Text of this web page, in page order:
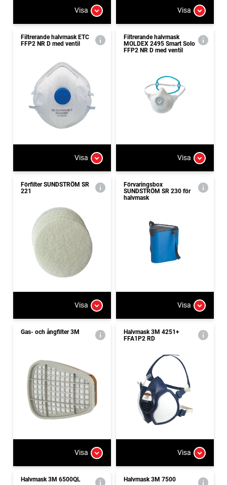
Visa Visa
Filtrerande halvmask ETC
FFP2 NR D med ventil
Visa
Filtrerande halvmask
MOLDEX 2495 Smart Solo
FFP2 NR D med ventil
Visa
Förfilter SUNDSTRÖM SR
221
Visa
Förvaringsbox
SUNDSTRÖM SR 230 för
halvmask
Visa
Gas- och ångfilter 3M
Visa
Halvmask 3M 4251+
FFA1P2 RD
Visa
Halvmask 3M 6500QL Halvmask 3M 7500